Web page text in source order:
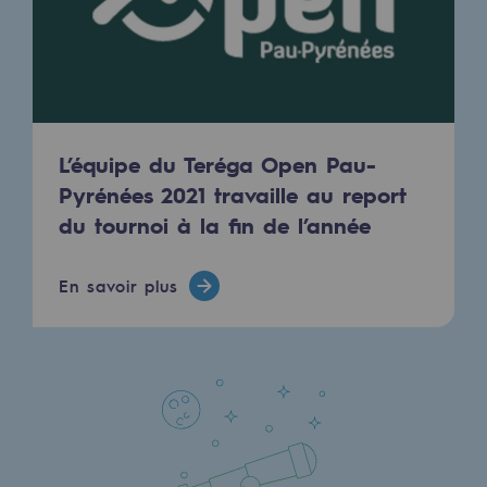
Territorial
Social
Social
Notre investissement dans les
Mixité et égalité Femme-Homme
Sécurité
PARI 2035, le programme de sécurité
L’équipe du Teréga Open Pau-
Pyrénées 2021 travaille au report
du tournoi à la fin de l’année
En savoir plus